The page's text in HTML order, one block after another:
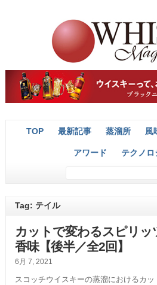
TOP 最新記事 蒸溜所 風
アワード テクノロ
Tag: テイル
カットで変わるスピリッ
香味【後半／全2回】
6月 7, 2021
スコッチウイスキーの蒸溜におけるカッ